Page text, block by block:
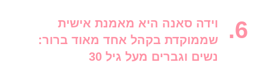
וידה סאנה היא מאמנת אישית
שממוקדת בקהל אחד מאוד ברור:
נשים וגברים מעל גיל 30